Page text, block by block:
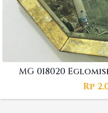
MG 018020
Rp